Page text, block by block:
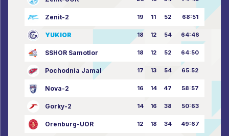
Zenit-2 19 11 52 68:51
YUKIOR 18 12 54 64:46
SSHOR Samotlor 18 12 52 64:50
Pochodnia Jamal 17 13 54 65:52
Nova-2 16 14 47 58:57
Gorky-2 14 16 38 50:63
Orenburg-UOR 12 18 34 49:67